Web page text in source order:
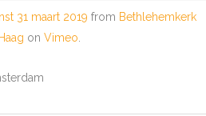
31 maart 2019 from Bethlehemkerk
on Vimeo